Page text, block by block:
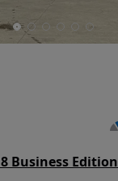
Business Edition